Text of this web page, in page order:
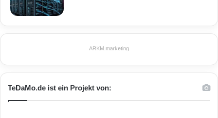
ARKM.marketing
TeDaMo.de ist ein Projekt von: